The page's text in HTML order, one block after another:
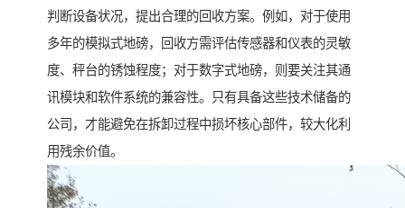
判断设备状况，提出合理的回收方案。例如，对于使用
多年的模拟式地磅，回收方需评估传感器和仪表的灵敏
度、秤台的锈蚀程度；对于数字式地磅，则要关注其通
讯模块和软件系统的兼容性。只有具备这些技术储备的
公司，才能避免在拆卸过程中损坏核心部件，较大化利
用残余价值。